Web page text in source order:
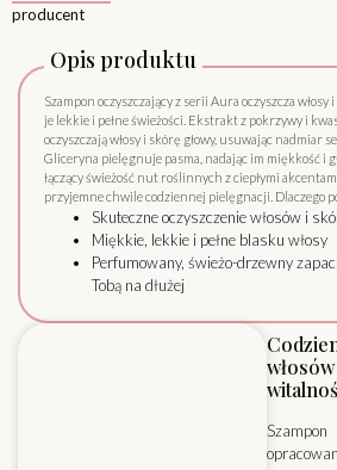
producent
Opis produktu
Szampon oczyszczający z serii Aura oczyszcza włosy
je lekkie i pełne świeżości. Ekstrakt z pokrzywy i
oczyszczają włosy i skórę głowy, usuwając nadmiar
Gliceryna pielęgnuje pasma, nadając im miękkość i
łączący świeżość nut roślinnych z ciepłymi
przyjemne chwile codziennej pielęgnacji. Dlaczego
Skuteczne oczyszczenie włosów i
Miękkie, lekkie i pełne blasku włosy
Perfumowany, świeżo-drzewny
Tobą na dłużej